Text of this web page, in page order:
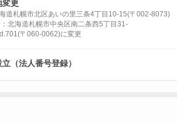
変更
海道札幌市北区あいの里三条4丁目10-15(〒002-8073)
北海道札幌市中央区南二条西5丁目31-
〒060-0062)に変更
（法人番号登録）